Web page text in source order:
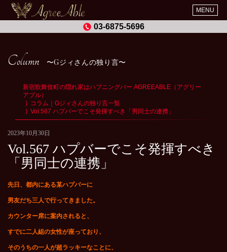
MENU
03-6875-5696
Column Gジィさんの独り言
新宿歌舞伎町の隠れ家はハプニングバー AGREEABLE（アグリー
アブル）
コラム｜Gジィさんの独り言一覧
Vol.567 ハプバーでこそ発揮すべき「男同士の連携」
2023年10月30日
Vol.567 ハプバーでこそ発揮すべき
「男同士の連携」
先日、都内にある某ハプバーに
男友だち三人で行ってきました。
カウンター席に案内されると、
すでに二人組の女性が座っており、
そのうちの一人が超ラッキーなことに、